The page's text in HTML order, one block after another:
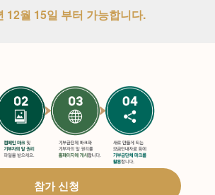
12월 15일 부터 가능합니다.
참가 신청